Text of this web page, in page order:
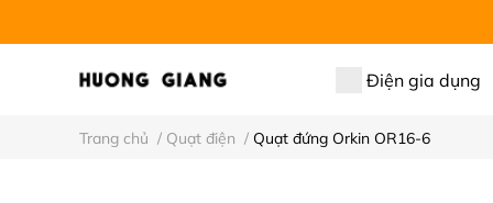
Điện gia dụng
Trang chủ / Quạt điện / Quạt đứng Orkin OR16-6